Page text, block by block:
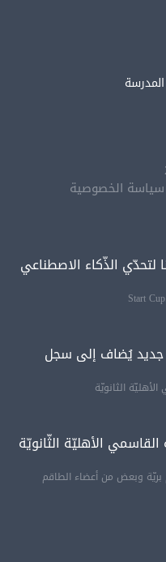
سياسة الخصوصية
لتحدّي الذّكاء الاصطناعي
جديد يُضاف إلى سجل
الثانويّة
الأهليّة الثّانويّة
وبعض من أعضاء الطاقم